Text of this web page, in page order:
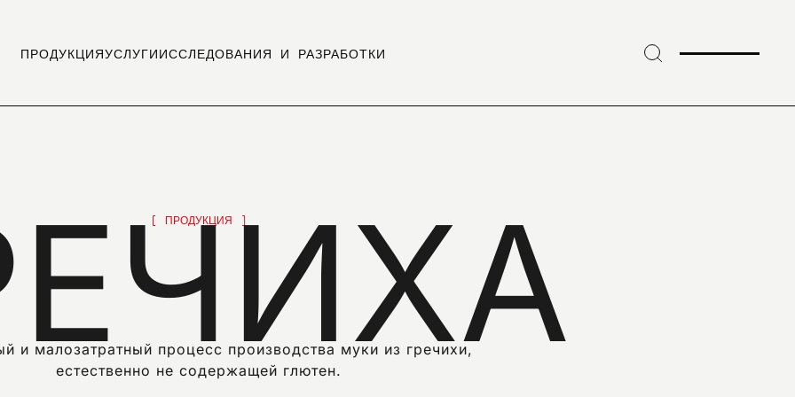
ПРОДУКЦИЯУСЛУГИИССЛЕДОВАНИЯ И РАЗРАБОТКИ
ПРОДУКЦИЯ
и малозатратный процесс производства муки из гречихи,
естественно не содержащей глютен.